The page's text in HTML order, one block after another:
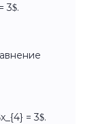
3$.
= 3$.